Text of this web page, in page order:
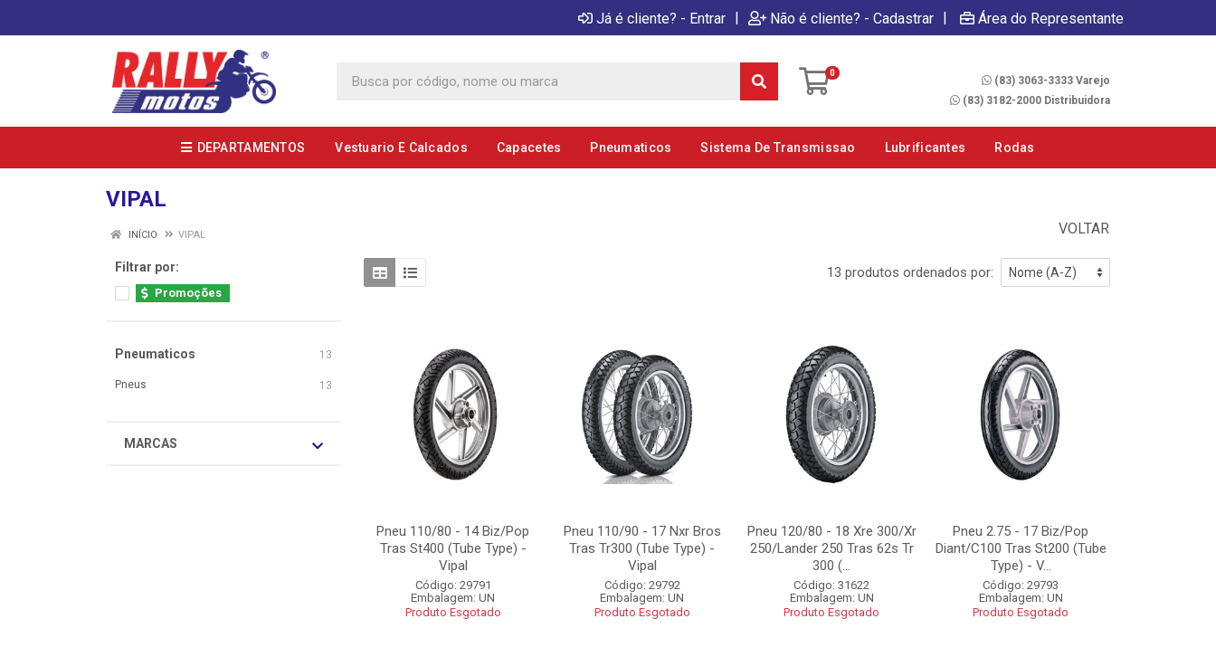
Já é cliente? - Entrar | Não é cliente? - Cadastrar | Área do Representante
0
(83) 3063-3333 Varejo
(83) 3182-2000 Distribuidora
DEPARTAMENTOS Vestuario E Calcados Capacetes Pneumaticos Sistema De Transmissao Lubrificantes Rodas
VIPAL
VOLTAR
INÍCIO VIPAL
Filtrar por:
Promoções
Pneumaticos 13
Pneus 13
MARCAS
13 produtos ordenados por:
Pneu 110/80 - 14 Biz/Pop
Tras St400 (Tube Type) -
Vipal
Código: 29791
Embalagem: UN
Produto Esgotado
Pneu 110/90 - 17 Nxr Bros
Tras Tr300 (Tube Type) -
Vipal
Código: 29792
Embalagem: UN
Produto Esgotado
Pneu 120/80 - 18 Xre 300/Xr
250/Lander 250 Tras 62s Tr
300 (...
Código: 31622
Embalagem: UN
Produto Esgotado
Pneu 2.75 - 17 Biz/Pop
Diant/C100 Tras St200 (Tube
Type) - V...
Código: 29793
Embalagem: UN
Produto Esgotado